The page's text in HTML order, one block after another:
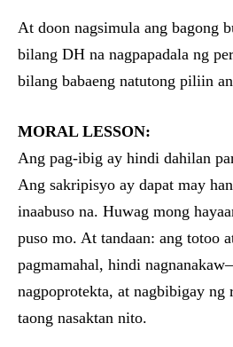
At doon nagsimula ang
bilang DH na nagpapadala ng
bilang babaeng natutong piliin
MORAL LESSON:
Ang pag-ibig ay hindi dahilan
Ang sakripisyo ay dapat may
inaabuso na. Huwag mong
puso mo. At tandaan: ang totoo
pagmamahal, hindi
nagpoprotekta, at nagbibigay ng
taong nasaktan nito.